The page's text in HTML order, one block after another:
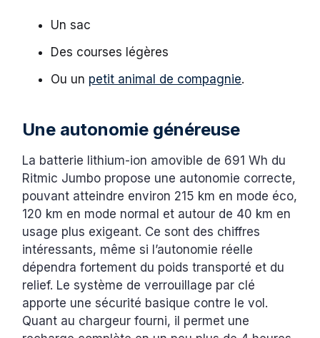
Un sac
Des courses légères
Ou un petit animal de compagnie.
Une autonomie généreuse
La batterie lithium-ion amovible de 691 Wh du
Ritmic Jumbo propose une autonomie correcte,
pouvant atteindre environ 215 km en mode éco,
120 km en mode normal et autour de 40 km en
usage plus exigeant. Ce sont des chiffres
intéressants, même si l’autonomie réelle
dépendra fortement du poids transporté et du
relief. Le système de verrouillage par clé
apporte une sécurité basique contre le vol.
Quant au chargeur fourni, il permet une